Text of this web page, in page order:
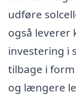
udføre
også leverer
investering i
tilbage i
og længere